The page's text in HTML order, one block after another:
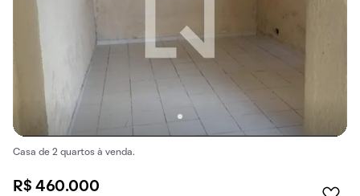
Casa de 2 quartos à venda.
R$ 460.000